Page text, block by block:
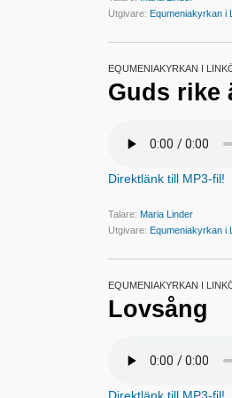
Utgivare: Equmeniakyrkan i
EQUMENIAKYRKAN I
Guds rike
Direktlänk till MP3-fil!
Talare: Maria Linder
Utgivare: Equmeniakyrkan i
EQUMENIAKYRKAN I
Lovsång